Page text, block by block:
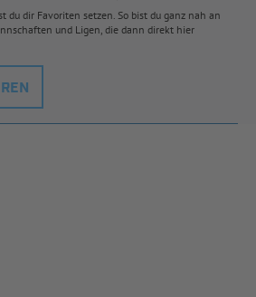
du dir Favoriten setzen. So bist du ganz nah an
und Ligen, die dann direkt hier